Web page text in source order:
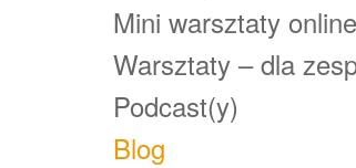
Mini warsztaty
Warsztaty – dla
Podcast(y)
Blog